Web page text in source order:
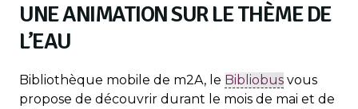
UNE ANIMATION SUR LE THÈME DE
L’EAU
Bibliothèque mobile de m2A, le Bibliobus vous
propose de découvrir durant le mois de mai et de